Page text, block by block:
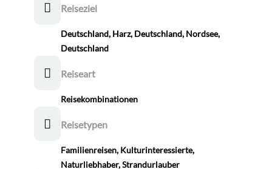
Reiseziel
Deutschland, Harz, Deutschland, Nordsee,
Deutschland
Reiseart
Reisekombinationen
Reisetypen
Familienreisen, Kulturinteressierte,
Naturliebhaber,Strandurlauber